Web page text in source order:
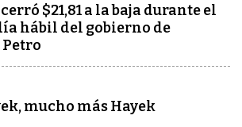
$21,81 a la baja durante el
hábil del gobierno de
Petro
mucho más Hayek